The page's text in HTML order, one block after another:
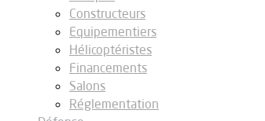
Constructeurs
Equipementiers
Hélicoptéristes
Financements
Salons
Réglementation